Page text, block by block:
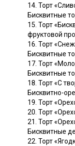
14. Торт
Бисквитные
15. Торт
фруктовой
16. Торт
Бисквитные
17. Торт
Бисквитные
18. Торт «С
Бисквитно-
19. Торт
20. Торт
21. Торт
Бисквитные
22. Торт